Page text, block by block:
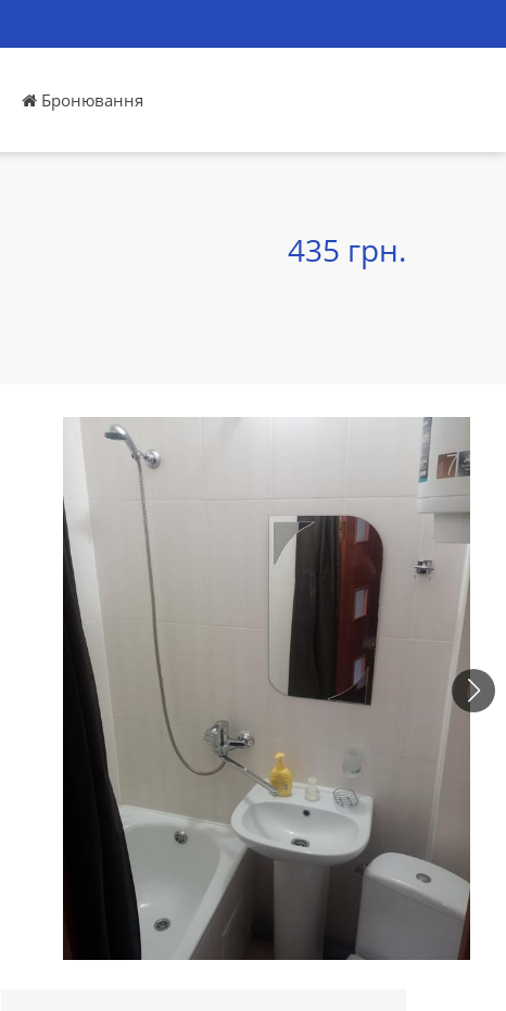
Бронювання
435 грн.